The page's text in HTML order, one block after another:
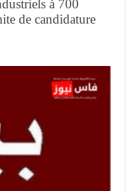
à 700
de candidature